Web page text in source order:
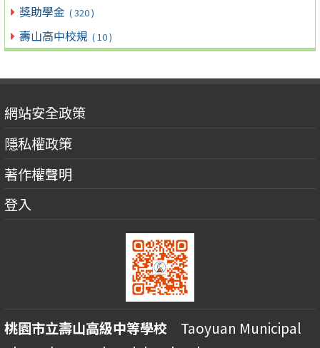
獎助學金 ( 320 )
壽山高中校規 ( 10 )
網站安全政策
隱私權政策
著作權聲明
登入
桃園市立壽山高級中等學校 Taoyuan Municipal